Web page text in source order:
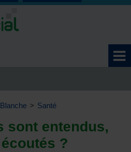
> Santé
sont entendus,
?